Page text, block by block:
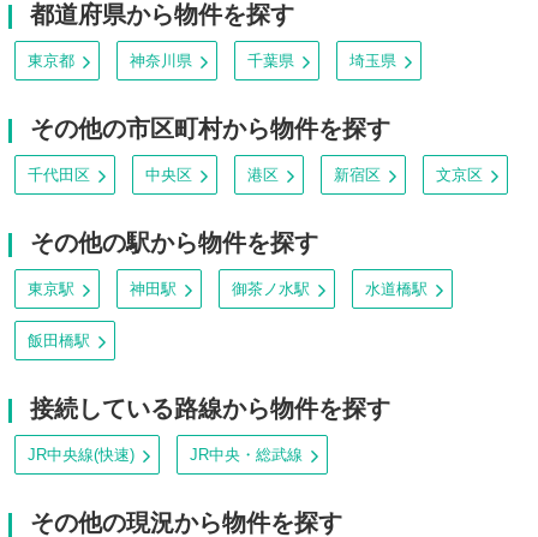
都道府県から物件を探す
東京都 神奈川県 千葉県 埼玉県
その他の市区町村から物件を探す
千代田区 中央区 港区 新宿区 文京区
その他の駅から物件を探す
東京駅 神田駅 御茶ノ水駅 水道橋駅
飯田橋駅
接続している路線から物件を探す
JR中央線(快速) JR中央・総武線
その他の現況から物件を探す